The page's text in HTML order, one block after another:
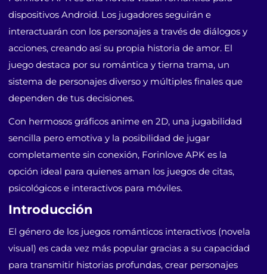
dispositivos Android. Los jugadores seguirán e
interactuarán con los personajes a través de diálogos y
acciones, creando así su propia historia de amor. El
juego destaca por su romántica y tierna trama, un
sistema de personajes diverso y múltiples finales que
dependen de tus decisiones.
Con hermosos gráficos anime en 2D, una jugabilidad
sencilla pero emotiva y la posibilidad de jugar
completamente sin conexión, Forinlove APK es la
opción ideal para quienes aman los juegos de citas,
psicológicos e interactivos para móviles.
Introducción
El género de los juegos románticos interactivos (novela
visual) es cada vez más popular gracias a su capacidad
para transmitir historias profundas, crear personajes